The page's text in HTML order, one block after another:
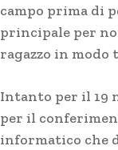
campo prima di
principale per
ragazzo in
Intanto per il 19
per il
informatico che